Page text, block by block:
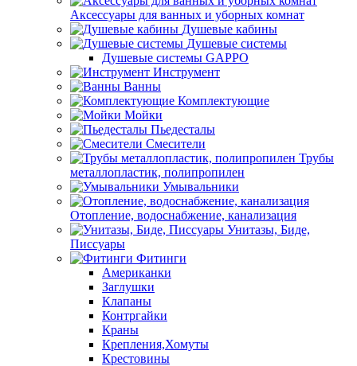
Аксессуары для ванных и уборных комнат
Душевые кабины
Душевые системы
Душевые системы GAPPO
Инструмент
Ванны
Комплектующие
Мойки
Пьедесталы
Смесители
Трубы
металлопластик, полипропилен
Умывальники
Отопление, водоснабжение, канализация
Унитазы, Биде,
Писсуары
Фитинги
Американки
Заглушки
Клапаны
Контргайки
Краны
Крепления,Хомуты
Крестовины